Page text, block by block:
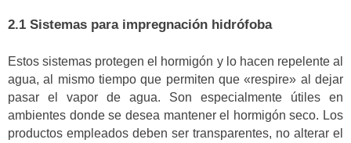
2.1 Sistemas para impregnación hidrófoba
Estos sistemas protegen el hormigón y lo hacen repelente al
agua, al mismo tiempo que permiten que «respire» al dejar
pasar el vapor de agua. Son especialmente útiles en
ambientes donde se desea mantener el hormigón seco. Los
productos empleados deben ser transparentes, no alterar el